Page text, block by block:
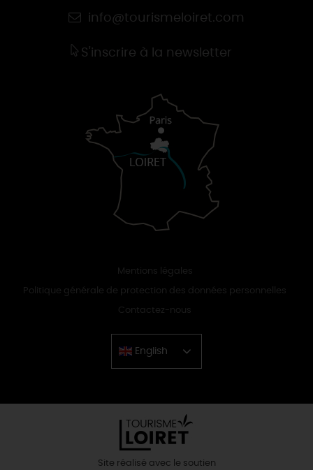
info@tourismeloiret.com
S'inscrire à la newsletter
Mentions légales
Politique générale de protection des données personnelles
Contactez-nous
English
Chinese
Site réalisé avec le soutien